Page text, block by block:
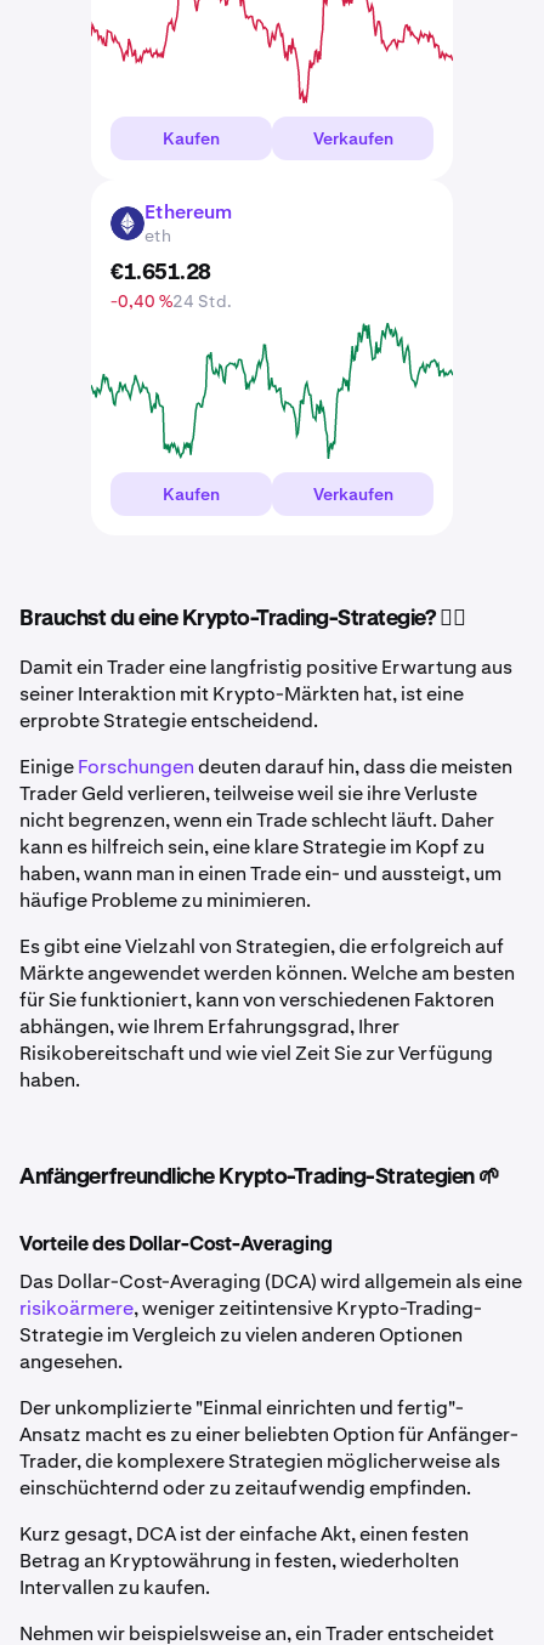
Kaufen Verkaufen
ETH Ethereum
eth
€1.651.28
-0,40 %24 Std.
Kaufen Verkaufen
Brauchst du eine Krypto-Trading-Strategie? 🤷‍♂️
Damit ein Trader eine langfristig positive Erwartung aus
seiner Interaktion mit Krypto-Märkten hat, ist eine
erprobte Strategie entscheidend.
EinigeForschungendeuten darauf hin, dass die meisten
Trader Geld verlieren, teilweise weil sie ihre Verluste
nicht begrenzen, wenn ein Trade schlecht läuft. Daher
kann es hilfreich sein, eine klare Strategie im Kopf zu
haben, wann man in einen Trade ein- und aussteigt, um
häufige Probleme zu minimieren.
Es gibt eine Vielzahl von Strategien, die erfolgreich auf
Märkte angewendet werden können. Welche am besten
für Sie funktioniert, kann von verschiedenen Faktoren
abhängen, wie Ihrem Erfahrungsgrad, Ihrer
Risikobereitschaft und wie viel Zeit Sie zur Verfügung
haben.
Anfängerfreundliche Krypto-Trading-Strategien 🌱
Vorteile des Dollar-Cost-Averaging
Das Dollar-Cost-Averaging (DCA) wird allgemein als eine
risikoärmere, weniger zeitintensive Krypto-Trading-
Strategie im Vergleich zu vielen anderen Optionen
angesehen.
Der unkomplizierte "Einmal einrichten und fertig"-
Ansatz macht es zu einer beliebten Option für Anfänger-
Trader, die komplexere Strategien möglicherweise als
einschüchternd oder zu zeitaufwendig empfinden.
Kurz gesagt, DCA ist der einfache Akt, einen festen
Betrag an Kryptowährung in festen, wiederholten
Intervallen zu kaufen.
Nehmen wir beispielsweise an, ein Trader entscheidet